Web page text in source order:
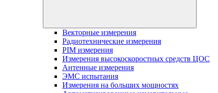
Векторные измерения
Радиотехнические измерения
PIM измерения
Измерения высокоскоростных средств ЦОС
Антенные измерения
ЭМС испытания
Измерения на больших мощностях